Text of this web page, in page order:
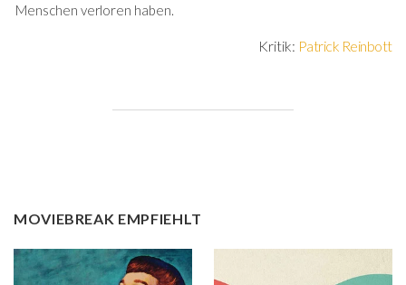
Menschen verloren haben.
Kritik: Patrick Reinbott
MOVIEBREAK EMPFIEHLT